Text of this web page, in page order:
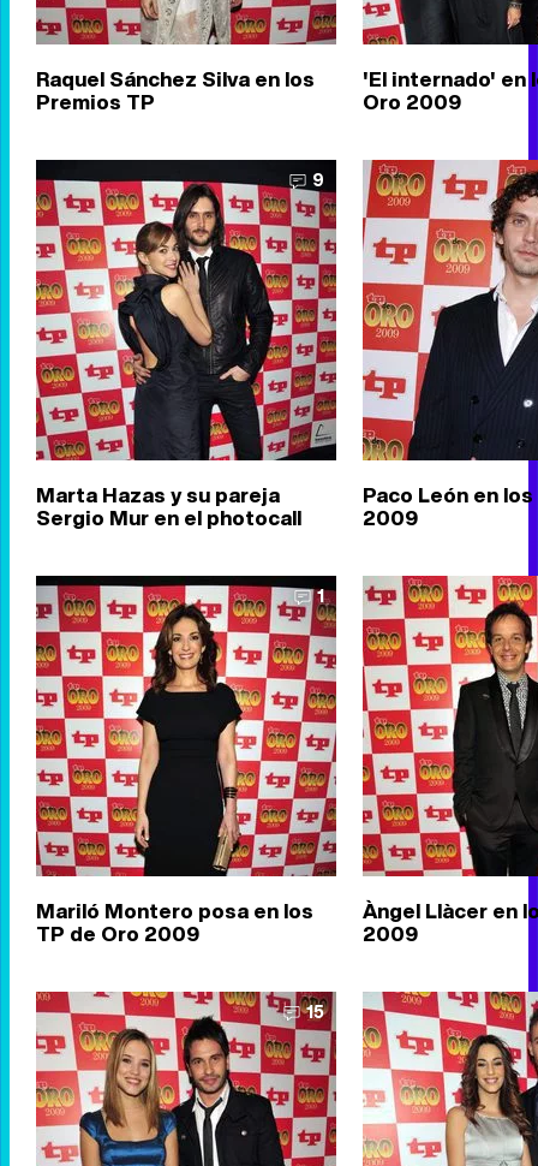
Raquel Sánchez Silva en los
Premios TP
'El internado' en
Oro 2009
9
Marta Hazas y su pareja
Sergio Mur en el photocall
Paco León en
2009
1
Mariló Montero posa en los
TP de Oro 2009
Àngel Llàcer en
2009
15